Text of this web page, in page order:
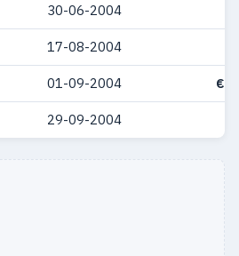
30-06-2004
17-08-2004
01-09-2004 €
29-09-2004